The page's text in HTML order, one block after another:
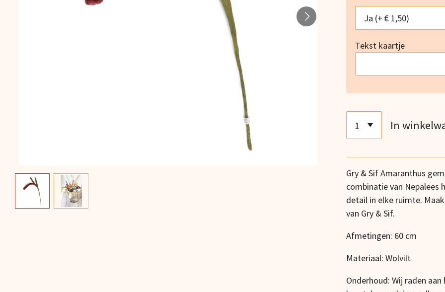
Tekst kaartje
In
Gry & Sif Amaranthus
combinatie van Nepalees
detail in elke ruimte.
van Gry & Sif.
Afmetingen: 60 cm
Materiaal: Wolvilt
Onderhoud: Wij raden